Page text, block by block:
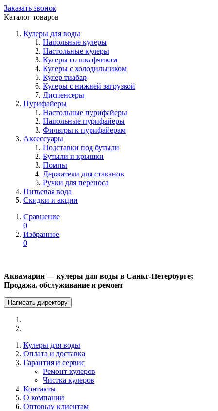
Заказать звонок
Каталог товаров
Кулеры для воды
Напольные кулеры
Настольные кулеры
Кулеры со шкафчиком
Кулеры с холодильником
Кулер тиабар
Кулеры с нижней загрузкой
Диспенсеры
Пурифайеры
Настольные пурифайеры
Напольные пурифайеры
Фильтры к пурифайерам
Аксессуары
Подставки под бутыли
Бутыли и крышки
Помпы
Держатели для стаканов
Ручки для переноса
Питьевая вода
Скидки и акции
Сравнение
0
Избранное
0
Аквамарин — кулеры для воды в Санкт-Петербурге;
Продажа, обслуживание и ремонт
Написать директору
Кулеры для воды
Оплата и доставка
Гарантия и сервис
Ремонт кулеров
Чистка кулеров
Контакты
О компании
Оптовым клиентам